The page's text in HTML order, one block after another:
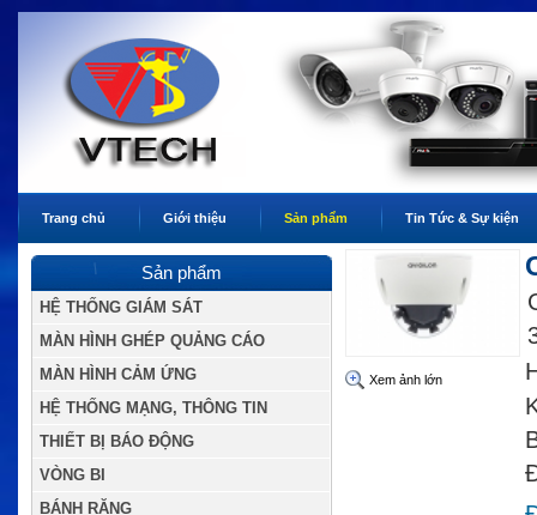
Trang chủ Giới thiệu Sản phẩm Tin Tức & Sự kiện
Sản phẩm
HỆ THỐNG GIÁM SÁT
MÀN HÌNH GHÉP QUẢNG CÁO
MÀN HÌNH CẢM ỨNG
HỆ THỐNG MẠNG, THÔNG TIN
THIẾT BỊ BÁO ĐỘNG
VÒNG BI
BÁNH RĂNG
Xem ảnh lớn